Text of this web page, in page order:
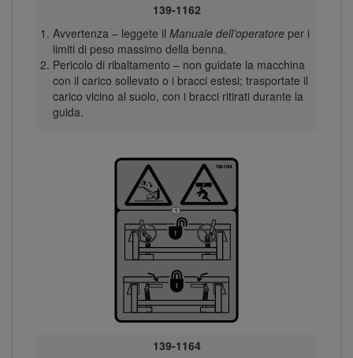
139-1162
Avvertenza – leggete il Manuale dell’operatoreper i
limiti di peso massimo della benna.
Pericolo di ribaltamento – non guidate la macchina
con il carico sollevato o i bracci estesi; trasportate il
carico vicino al suolo, con i bracci ritirati durante la
guida.
139-1164